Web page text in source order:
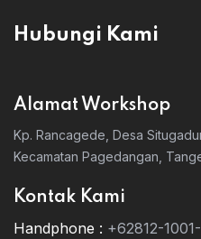
Hubungi Kami
Alamat Workshop
Kp. Rancagede, Desa
Kecamatan Pagedangan,
Kontak Kami
Handphone : +62812-